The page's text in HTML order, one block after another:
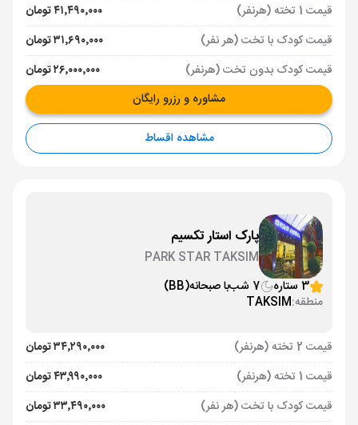
قیمت 1 تخته (هرنفر)
۴۱٬۴۹۰٬۰۰۰ تومان
قیمت کودک با تخت (هر نفر)
۳۱٬۶۹۰٬۰۰۰ تومان
قیمت کودک بدون تخت (هرنفر)
۲۶٬۰۰۰٬۰۰۰ تومان
مشاوره و رزرو رایگان
مشاهده اقساط
پارک استار تکسیم
PARK STAR TAKSIM
3 ستاره
7 شب با صبحانه(BB)
منطقه:TAKSIM
قیمت 2 تخته (هرنفر)
۳۴٬۲۹۰٬۰۰۰ تومان
قیمت 1 تخته (هرنفر)
۴۳٬۹۹۰٬۰۰۰ تومان
قیمت کودک با تخت (هر نفر)
۳۳٬۴۹۰٬۰۰۰ تومان